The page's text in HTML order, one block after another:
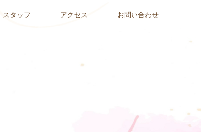
スタッフ アクセス お問い合わせ